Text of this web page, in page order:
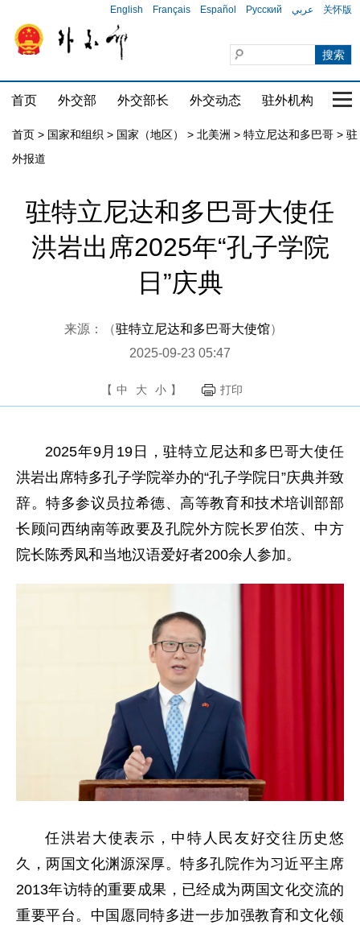
English Français Español Русский عربي 关怀版
首页 外交部 外交部长 外交动态 驻外机构 国
首页 > 国家和组织 > 国家（地区） > 北美洲 > 特立尼达和多巴哥 > 驻
外报道
驻特立尼达和多巴哥大使任
洪岩出席2025年“孔子学院
日”庆典
来源：（驻特立尼达和多巴哥大使馆）
2025-09-23 05:47
【 中 大 小 】 打印
2025年9月19日，驻特立尼达和多巴哥大使任
洪岩出席特多孔子学院举办的“孔子学院日”庆典并致
辞。特多参议员拉希德、高等教育和技术培训部部
长顾问西纳南等政要及孔院外方院长罗伯茨、中方
院长陈秀凤和当地汉语爱好者200余人参加。
任洪岩大使表示，中特人民友好交往历史悠
久，两国文化渊源深厚。特多孔院作为习近平主席
2013年访特的重要成果，已经成为两国文化交流的
重要平台。中国愿同特多进一步加强教育和文化领